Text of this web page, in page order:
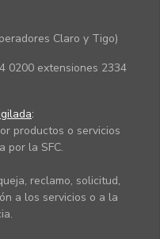
Claro y Tigo)
0200 extensiones 2334
:
productos o servicios
por la SFC.
reclamo, solicitud,
a los servicios o a la